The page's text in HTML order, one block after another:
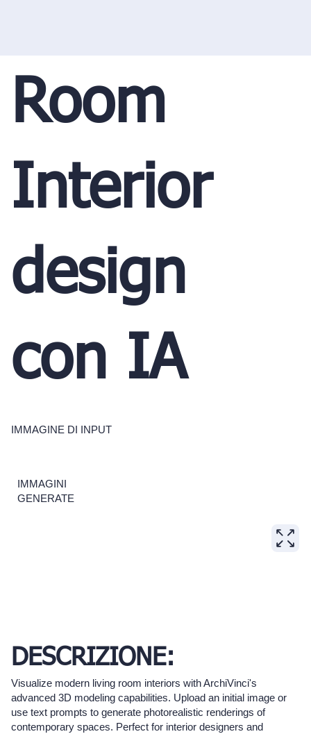
Room
Interior
design
con IA
IMMAGINE DI INPUT
IMMAGINI
GENERATE
DESCRIZIONE:
Visualize modern living room interiors with ArchiVinci's
advanced 3D modeling capabilities. Upload an initial image or
use text prompts to generate photorealistic renderings of
contemporary spaces. Perfect for interior designers and